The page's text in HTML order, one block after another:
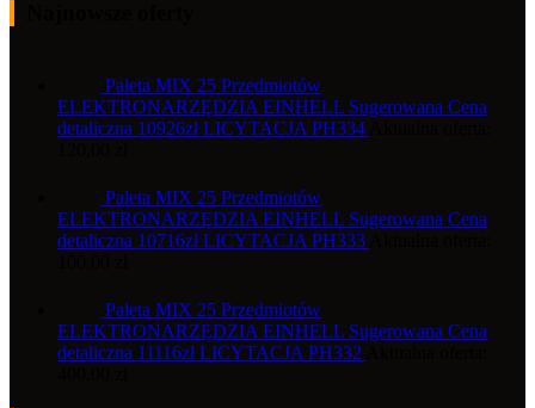
Paleta MIX 25 Przedmiotów
ELEKTRONARZĘDZIA EINHELL Sugerowana Cena
detaliczna 10926zł LICYTACJA PH334
Paleta MIX 25 Przedmiotów
ELEKTRONARZĘDZIA EINHELL Sugerowana Cena
detaliczna 10716zł LICYTACJA PH333
Paleta MIX 25 Przedmiotów
ELEKTRONARZĘDZIA EINHELL Sugerowana Cena
detaliczna 11116zł LICYTACJA PH332